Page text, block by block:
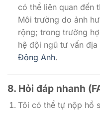
có thể liên quan đến
Môi trường do ảnh
rộng; trong trường
hệ đội ngũ tư vấn
Đông Anh.
8. Hỏi đáp nhanh
Tôi có thể tự nộp hồ